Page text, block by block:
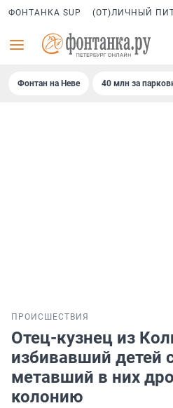
ФОНТАНКА SUP (ОТ)ЛИЧНЫЙ
Фонтан на Неве 40 млн за
ПРОИСШЕСТВИЯ
Отец-кузнец из
избивавший детей
метавший в них
колонию